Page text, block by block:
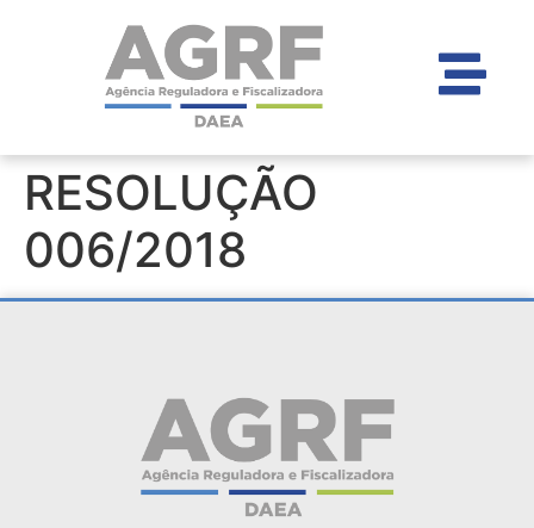
RESOLUÇÃO
006/2018